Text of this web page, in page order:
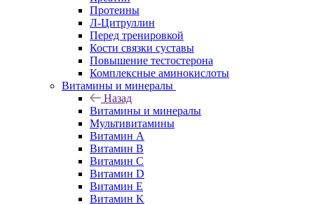
Протеины
Л-Цитруллин
Перед тренировкой
Кости связки суставы
Повышение тестостерона
Комплексные аминокислоты
Витамины и минералы
Назад
Витамины и минералы
Мультивитамины
Витамин A
Витамин B
Витамин C
Витамин D
Витамин E
Витамин K